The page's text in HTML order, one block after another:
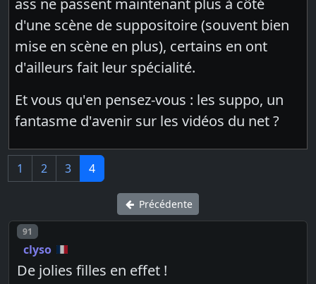
d'une scène de suppositoire (souvent bien
mise en scène en plus), certains en ont
d'ailleurs fait leur spécialité.
Et vous qu'en pensez-vous : les suppo, un
fantasme d'avenir sur les vidéos du net ?
1 2 3 4
Précédente
Post number
91
clyso
De jolies filles en effet !